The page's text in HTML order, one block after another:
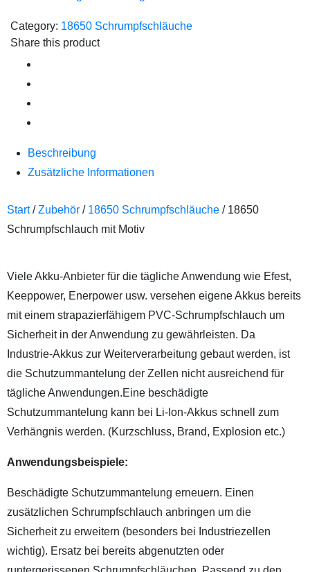
Category: 18650 Schrumpfschläuche
Share this product
Beschreibung
Zusätzliche Informationen
Start/Zubehör / 18650 Schrumpfschläuche / 18650
Schrumpfschlauch mit Motiv
Viele Akku-Anbieter für die tägliche Anwendung wie Efest,
Keeppower, Enerpower usw. versehen eigene Akkus bereits
mit einem strapazierfähigem PVC-Schrumpfschlauch um
Sicherheit in der Anwendung zu gewährleisten. Da
Industrie-Akkus zur Weiterverarbeitung gebaut werden, ist
die Schutzummantelung der Zellen nicht ausreichend für
tägliche Anwendungen.Eine beschädigte
Schutzummantelung kann bei Li-Ion-Akkus schnell zum
Verhängnis werden. (Kurzschluss, Brand, Explosion etc.)
Anwendungsbeispiele:
Beschädigte Schutzummantelung erneuern. Einen
zusätzlichen Schrumpfschlauch anbringen um die
Sicherheit zu erweitern (besonders bei Industriezellen
wichtig). Ersatz bei bereits abgenutzten oder